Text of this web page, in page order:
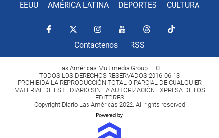
EEUU AMÉRICA LATINA DEPORTES CULTURA
Contactenos RSS
Las Américas Multimedia Group LLC.
TODOS LOS DERECHOS RESERVADOS 2016-06-13
PROHIBIDA LA REPRODUCCIÓN TOTAL O PARCIAL DE CUALQUIER
MATERIAL DE ESTE DIARIO SIN LA AUTORIZACIÓN EXPRESA DE LOS
EDITORES
Copyright Diario Las Américas 2022. All rights reserved